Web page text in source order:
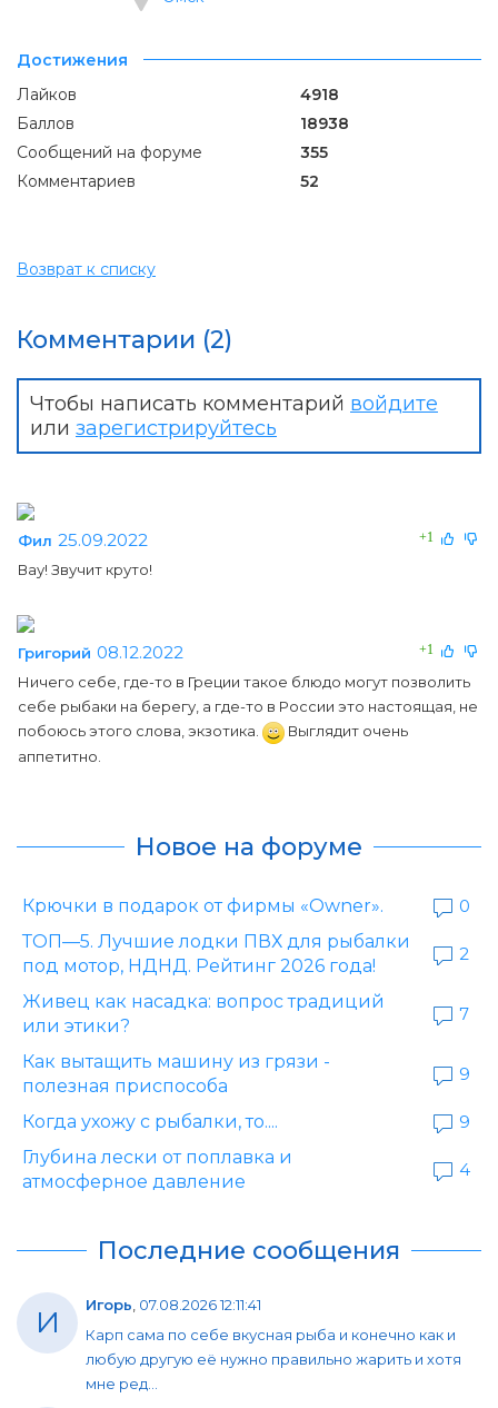
Достижения
Лайков
4918
Баллов
18938
Сообщений на форуме
355
Комментариев
52
Возврат к списку
Комментарии (2)
Чтобы написать комментарий войдите
или зарегистрируйтесь
+1
Фил 25.09.2022
Вау! Звучит круто!
+1
Григорий 08.12.2022
Ничего себе, где-то в Греции такое блюдо могут позволить
себе рыбаки на берегу, а где-то в России это настоящая, не
побоюсь этого слова, экзотика.
Выглядит очень
аппетитно.
Новое на форуме
Крючки в подарок от фирмы «Owner».
0
ТОП—5. Лучшие лодки ПВХ для рыбалки
под мотор, НДНД. Рейтинг 2026 года!
2
Живец как насадка: вопрос традиций
или этики?
7
Как вытащить машину из грязи -
полезная приспособа
9
Когда ухожу с рыбалки, то....
9
Глубина лески от поплавка и
атмосферное давление
4
Последние сообщения
И Игорь 07.08.2026 12:11:41
Карп сама по себе вкусная рыба и конечно как и
любую другую её нужно правильно жарить и хотя
мне ред...